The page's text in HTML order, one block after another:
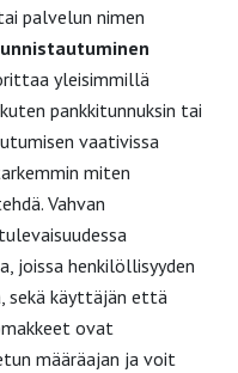
palvelun nimen
yleisimmillä
pankkitunnuksin tai
vaativissa
miten
Vahvan
joissa henkilöllisyyden
sekä käyttäjän että
ovat
määräajan ja voit